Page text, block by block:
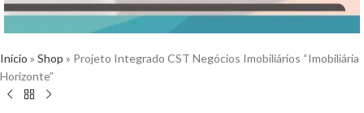
Início » Shop » Projeto Integrado CST Negócios Imobiliários “Imobiliária
Horizonte”